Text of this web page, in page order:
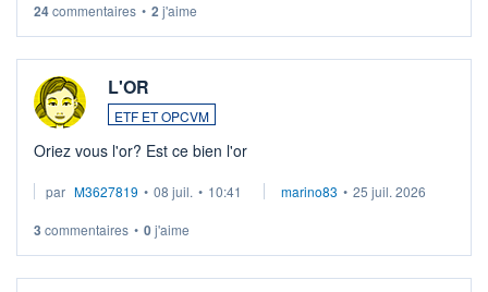
24commentaires • 2 j'aime
L'OR
ETF ET OPCVM
Oriez vous l'or? Est ce bien l'or
par M3627819 • 08 juil. • 10:41 marino83 • 25 juil. 2026
3 commentaires • 0j'aime